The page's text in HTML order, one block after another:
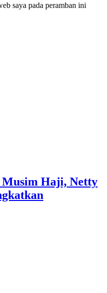
saya pada peramban ini
Musim Haji, Netty